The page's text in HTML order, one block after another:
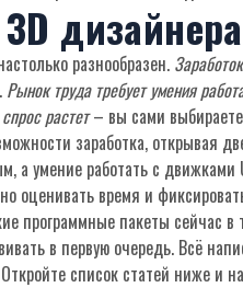
разнообразен.
Рынок труда требует умения
растет– вы сами
заработка, открывая
а умение работать с
оценивать время и
программные пакеты сейчас
в первую очередь. Всё
список статей ниже и